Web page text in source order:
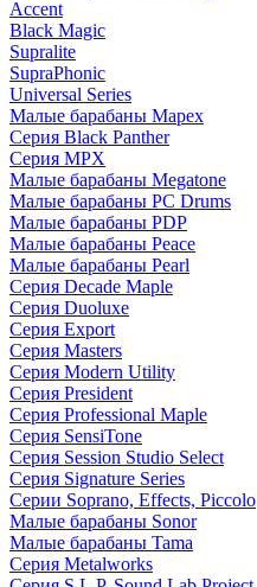
Accent
Black Magic
Supralite
SupraPhonic
Universal Series
Малые барабаны Mapex
Серия Black Panther
Серия MPX
Малые барабаны Megatone
Малые барабаны PC Drums
Малые барабаны PDP
Малые барабаны Peace
Малые барабаны Pearl
Серия Decade Maple
Серия Duoluxe
Серия Export
Серия Masters
Серия Modern Utility
Серия President
Серия Professional Maple
Серия SensiTone
Серия Session Studio Select
Серия Signature Series
Серии Soprano, Effects, Piccolo
Малые барабаны Sonor
Малые барабаны Tama
Серия Metalworks